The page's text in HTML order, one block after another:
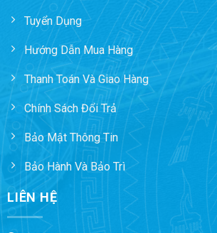
Tuyển Dụng
Hướng Dẫn Mua Hàng
Thanh Toán Và Giao Hàng
Chính Sách Đổi Trả
Bảo Mật Thông Tin
Bảo Hành Và Bảo Trì
LIÊN HỆ